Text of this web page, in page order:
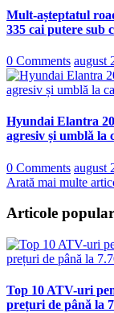
Mult-așteptatul
335 cai putere sub
0 Comments august
Hyundai Elantra
agresiv și umblă la
0 Comments august
Arată mai multe
Articole
Top 10 ATV-uri
prețuri de până la